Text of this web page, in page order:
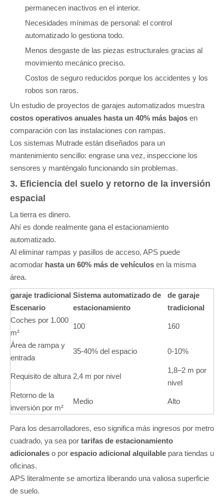
permanecen inactivos en el interior.
Necesidades mínimas de personal: el control
automatizado lo gestiona todo.
Menos desgaste de las piezas estructurales gracias al
movimiento mecánico preciso.
Costos de seguro reducidos porque los accidentes y los
robos son raros.
Un estudio de proyectos de garajes automatizados muestra
costos operativos anuales hasta un 40% más bajos en
comparación con las instalaciones con rampas.
Los sistemas Mutrade están diseñados para un
mantenimiento sencillo: engrase una vez, inspeccione los
sensores y manténgalo funcionando sin problemas.
3. Eficiencia del suelo y retorno de la inversión
espacial
La tierra es dinero.
Ahí es donde realmente gana el estacionamiento
automatizado.
Al eliminar rampas y pasillos de acceso, APS puede
acomodar hasta un 60% más de vehículos en la misma
área.
garaje tradicional
Escenario
Sistema automatizado de
estacionamiento
de garaje
tradicional
Coches por 1.000
m²
100 160
Área de rampa y
entrada
35-40% del espacio 0-10%
Requisito de altura 2,4 m por nivel
1,8–2 m por
nivel
Retorno de la
inversión por m²
Medio Alto
Para los desarrolladores, eso significa más ingresos por metro
cuadrado, ya sea por tarifas de estacionamiento
adicionales o por espacio adicional alquilable para tiendas u
oficinas.
APS literalmente se amortiza liberando una valiosa superficie
de suelo.